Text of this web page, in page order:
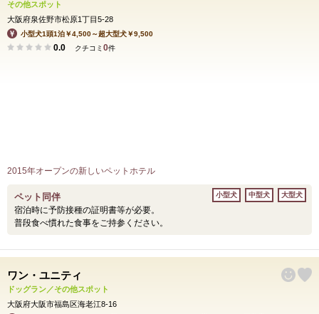
その他スポット
大阪府泉佐野市松原1丁目5-28
小型犬1頭1泊￥4,500～超大型犬￥9,500
0.0 クチコミ 0件
2015年オープンの新しいペットホテル
ペット同伴
宿泊時に予防接種の証明書等が必要。
普段食べ慣れた食事をご持参ください。
小型犬 中型犬 大型犬
ワン・ユニティ
ドッグラン／その他スポット
大阪府大阪市福島区海老江8-16